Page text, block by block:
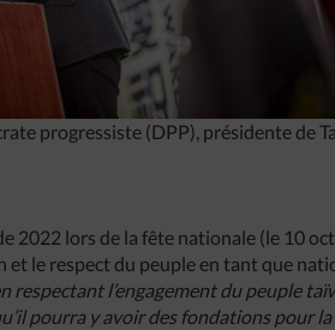
progressiste (DPP), présidente de
2022 lors de la fête nationale (le 10
et le respect du peuple en tant que
respectant l’engagement du peuple
pourra y avoir des fondations pour